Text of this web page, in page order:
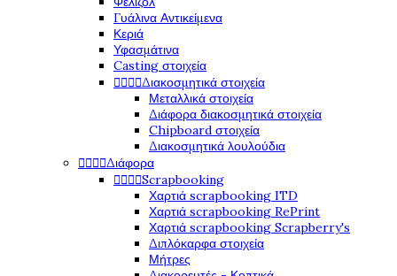
Γυάλινα Αντικείμενα
Κεριά
Υφασμάτινα
Casting στοιχεία
Διακοσμητικά στοιχεία
Μεταλλικά στοιχεία
Διάφορα διακοσμητικά στοιχεία
Chipboard στοιχεία
Διακοσμητικά λουλούδια
Διάφορα
Scrapbooking
Χαρτιά scrapbooking ITD
Χαρτιά scrapbooking RePrint
Χαρτιά scrapbooking Scrapberry's
Διπλόκαρφα στοιχεία
Μήτρες